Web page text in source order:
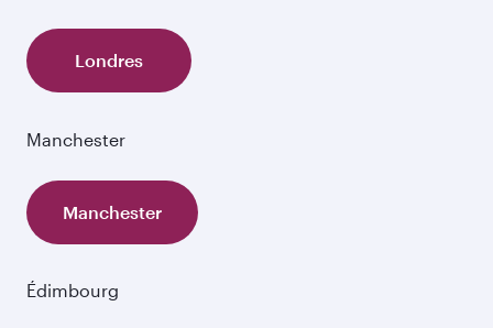
Londres
Manchester
Manchester
Édimbourg